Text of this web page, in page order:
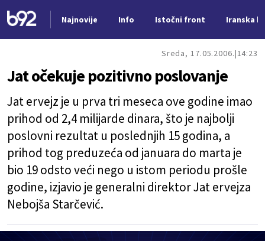
Najnovije Info Istočni front Iranska
Sreda, 17.05.2006. 14:23
Jat očekuje pozitivno poslovanje
Jat ervejz je u prva tri meseca ove godine imao
prihod od 2,4 milijarde dinara, što je najbolji
poslovni rezultat u poslednjih 15 godina, a
prihod tog preduzeća od januara do marta je
bio 19 odsto veći nego u istom periodu prošle
godine, izjavio je generalni direktor Jat ervejza
Nebojša Starčević.